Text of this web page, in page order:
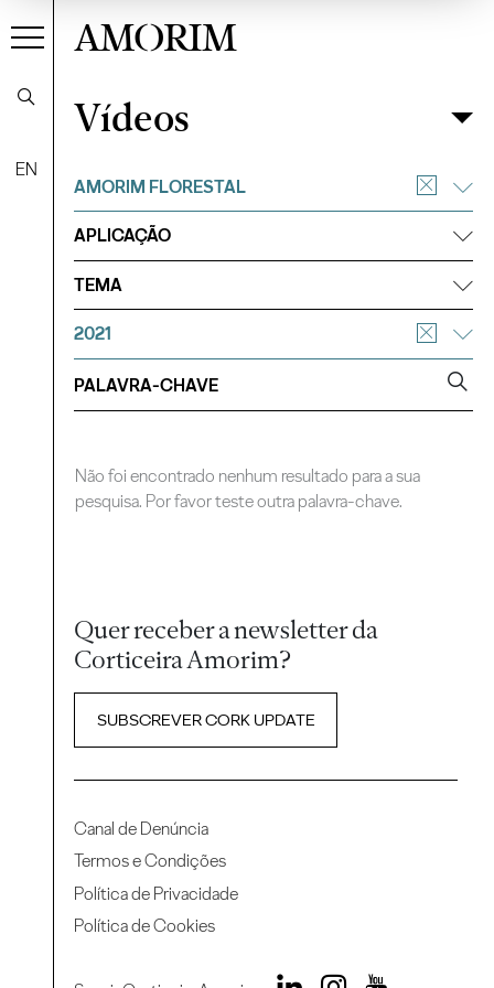
EN
AMORIM
VídeosFiltrar
Vídeos
AMORIM FLORESTAL
APLICAÇÃO
TEMA
2021
Não foi encontrado nenhum resultado para a sua
pesquisa. Por favor teste outra palavra-chave.
Quer receber a newsletter da
Corticeira Amorim?
SUBSCREVER CORK UPDATE
Canal de Denúncia
Termos e Condições
Política de Privacidade
Política de Cookies